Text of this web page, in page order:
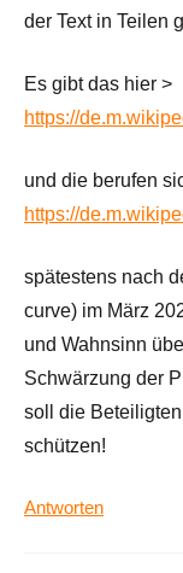
der Text in Teilen
Es gibt das hier >
https://
und die berufen
https://
spätestens nach
curve) im März
und Wahnsinn
Schwärzung der
soll die
schützen!
Antworten